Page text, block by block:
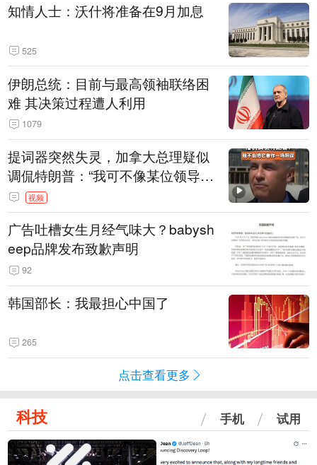
知情人士：沃什将准备在9月加息
525
伊朗总统：目前与最高领袖联络困
难 其决策过程遭人利用
1079
提词器突然失灵，加拿大总理疑似
调侃特朗普：“我可不像某位领导
人，把这当成一场阴谋”，全场哄笑
视频
广告吐槽女生月经气味大？babysh
eep品牌发布致歉声明
92
韩国部长：我最担心中国了
265
点击查看更多
科技 手机 试用